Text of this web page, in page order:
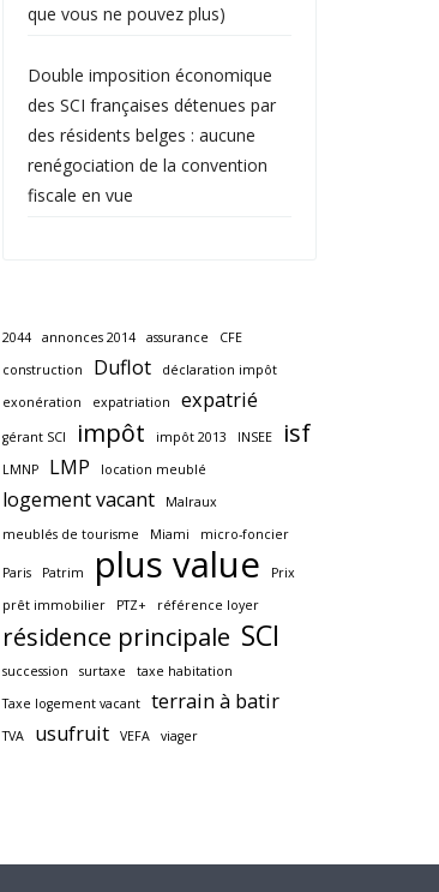
que vous ne pouvez plus)
Double imposition économique
des SCI françaises détenues par
des résidents belges : aucune
renégociation de la convention
fiscale en vue
2044 annonces 2014 assurance
CFE
construction
Duflot
déclaration impôt
exonération
expatriation expatrié
gérant SCI impôt impôt 2013 INSEE isf
LMNP LMP location meublé
logement vacant
Malraux
meublés de tourisme
Miami micro-foncier
Paris Patrim plus value
Prix
prêt immobilier
PTZ+ référence loyer
résidence principale SCI
succession surtaxe
taxe habitation
Taxe logement vacant
terrain à batir
TVA usufruit VEFA viager